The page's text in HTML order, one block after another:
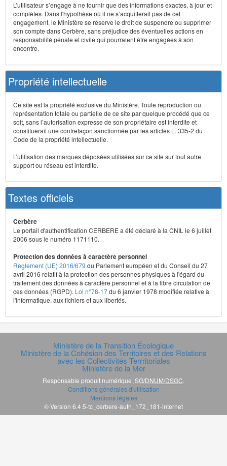
L’utilisateur s’engage à ne fournir que des informations exactes, à jour et
complètes. Dans l'hypothèse où il ne s’acquitterait pas de cet
engagement, le Ministère se réserve le droit de suspendre ou supprimer
son compte dans Cerbère, sans préjudice des éventuelles actions en
responsabilité pénale et civile qui pourraient être engagées à son
encontre.
Propriété intellectuelle
Ce site est la propriété exclusive du Ministère. Toute reproduction ou
représentation totale ou partielle de ce site par quelque procédé que ce
soit, sans l’autorisation expresse de son propriétaire est interdite et
constituerait une contrefaçon sanctionnée par les articles L. 335-2 du
Code de la propriété intellectuelle.
L’utilisation des marques déposées utilisées sur ce site sur tout autre
support ou réseau est interdite.
Textes officiels
Cerbère
Le portail d'authentification CERBERE a été déclaré à la CNIL le 6 juillet
2006 sous le numéro 1171110.
Protection des données à caractère personnel
Règlement (UE) 2016/679 du Parlement européen et du Conseil du 27
avril 2016 relatif à la protection des personnes physiques à l'égard du
traitement des données à caractère personnel et à la libre circulation de
ces données (RGPD). Loi n°78-17du 6 janvier 1978 modifiée relative à
l'informatique, aux fichiers et aux libertés.
Ministère de la Transition Écologique
Ministère de la Cohésion des Territoires et des Relations
avec les Collectivités Terrritoriales
Ministère de la Mer
Responsable produit numérique SG/DNUM/DSGC
Conditions générales d'utilisation
Mentions légales
© Version 6.4.5-tc_cerbere-auth_172_181-internet